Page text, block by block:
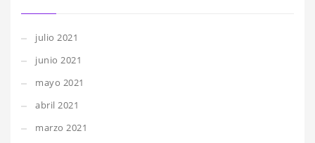
julio 2021
junio 2021
mayo 2021
abril 2021
marzo 2021